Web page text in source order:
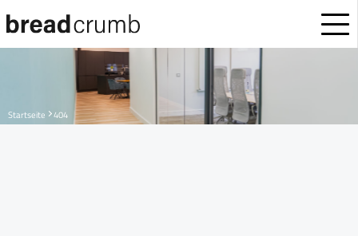
Startseite 404